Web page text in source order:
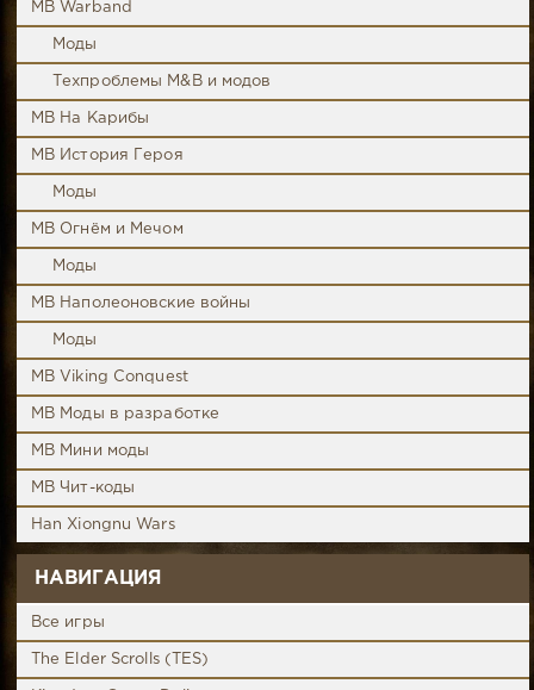
MB Warband
Моды
Техпроблемы M&B и модов
MB На Карибы
MB История Героя
Моды
MB Огнём и Мечом
Моды
MB Наполеоновские войны
Моды
MB Viking Conquest
MB Моды в разработке
MB Мини моды
MB Чит-коды
Han Xiongnu Wars
НАВИГАЦИЯ
Все игры
The Elder Scrolls (TES)